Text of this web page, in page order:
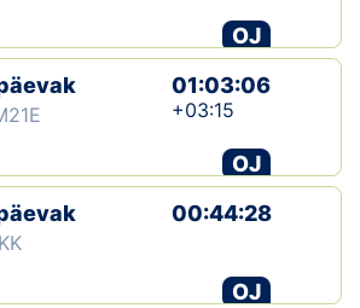
OJ
01:03:06
+03:15
OJ
00:44:28
OJ